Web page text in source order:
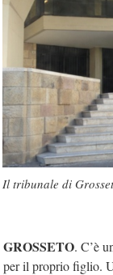
Il tribunale di
GROSSETO. C’è
per il proprio figlio.